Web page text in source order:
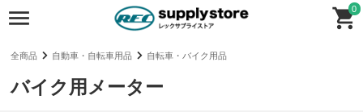
0
全商品 自動車・自転車用品 自転車・バイク用品
バイク用メーター